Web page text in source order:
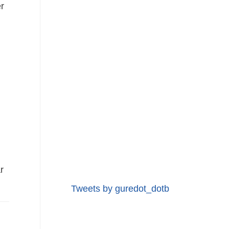
Tweets by guredot_dotb